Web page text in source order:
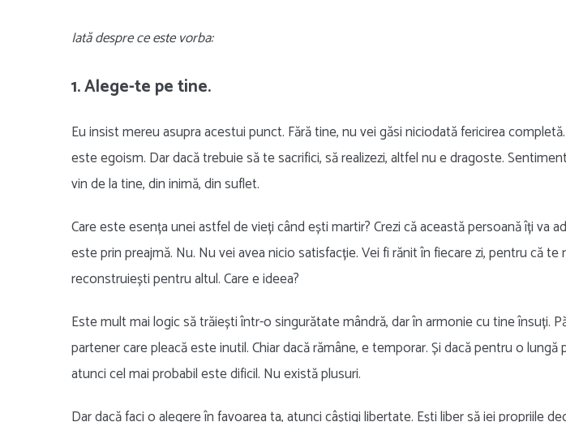
Iată despre ce este vorba:
1. Alege-te pe tine.
Eu insist mereu asupra acestui punct. Fără tine, nu vei găsi niciodată fericirea
este egoism. Dar dacă trebuie să te sacrifici, să realizezi, altfel nu e dragoste.
vin de la tine, din inimă, din suflet.
Care este esența unei astfel de vieți când ești martir? Crezi că această persoană îți va
este prin preajmă. Nu. Nu vei avea nicio satisfacție. Vei fi rănit în fiecare zi, pentru că te
reconstruiești pentru altul. Care e ideea?
Este mult mai logic să trăiești într-o singurătate mândră, dar în armonie cu tine însuți.
partener care pleacă este inutil. Chiar dacă rămâne, e temporar. Și dacă pentru o lungă
atunci cel mai probabil este dificil. Nu există plusuri.